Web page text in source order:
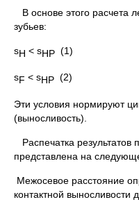
В основе этого расчета
зубьев:
sH < sHP (1)
sF < sHP (2)
Эти условия нормируют
(выносливость).
Распечатка результатов
представлена на
Межосевое расстояние
контактной выносливости